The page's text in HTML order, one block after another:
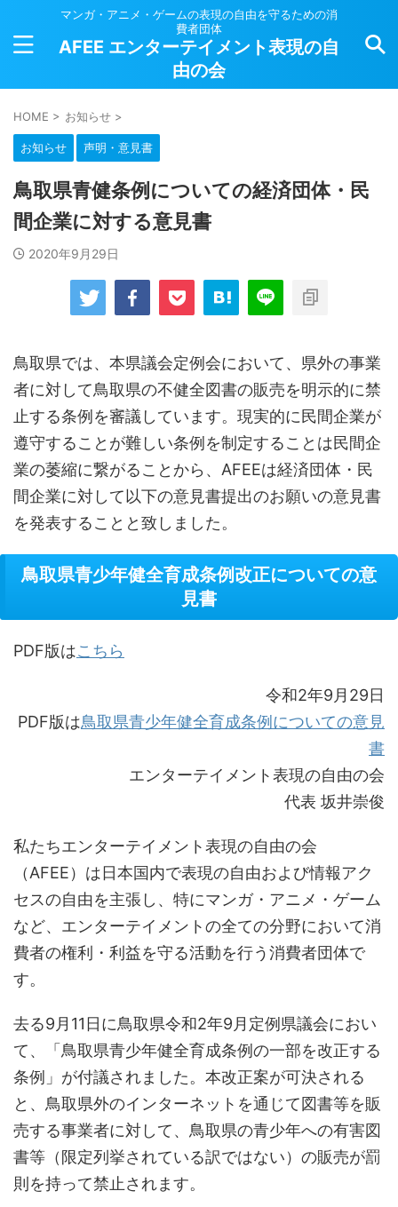
マンガ・アニメ・ゲームの表現の自由を守るための消
費者団体
AFEE エンターテイメント表現の自
由の会
HOME > お知らせ >
お知らせ 声明・意見書
鳥取県青健条例についての経済団体・民
間企業に対する意見書
2020年9月29日
鳥取県では、本県議会定例会において、県外の事業
者に対して鳥取県の不健全図書の販売を明示的に禁
止する条例を審議しています。現実的に民間企業が
遵守することが難しい条例を制定することは民間企
業の萎縮に繋がることから、AFEEは経済団体・民
間企業に対して以下の意見書提出のお願いの意見書
を発表することと致しました。
鳥取県青少年健全育成条例改正についての意
見書
PDF版はこちら
令和2年9月29日
PDF版は鳥取県青少年健全育成条例についての意見
書
エンターテイメント表現の自由の会
代表 坂井崇俊
私たちエンターテイメント表現の自由の会
（AFEE）は日本国内で表現の自由および情報アク
セスの自由を主張し、特にマンガ・アニメ・ゲーム
など、エンターテイメントの全ての分野において消
費者の権利・利益を守る活動を行う消費者団体で
す。
去る9月11日に鳥取県令和2年9月定例県議会におい
て、「鳥取県青少年健全育成条例の一部を改正する
条例」が付議されました。本改正案が可決される
と、鳥取県外のインターネットを通じて図書等を販
売する事業者に対して、鳥取県の青少年への有害図
書等（限定列挙されている訳ではない）の販売が罰
則を持って禁止されます。